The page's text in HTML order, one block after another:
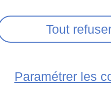
en
en
des
pour
Tout
Paramétrer les